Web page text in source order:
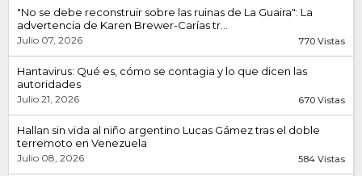
"No se debe reconstruir sobre las ruinas de La Guaira": La
advertencia de Karen Brewer-Carías tr...
Julio 07, 2026 770 Vistas
Hantavirus: Qué es, cómo se contagia y lo que dicen las
autoridades
Julio 21, 2026 670 Vistas
Hallan sin vida al niño argentino Lucas Gámez tras el doble
terremoto en Venezuela
Julio 08, 2026 584 Vistas